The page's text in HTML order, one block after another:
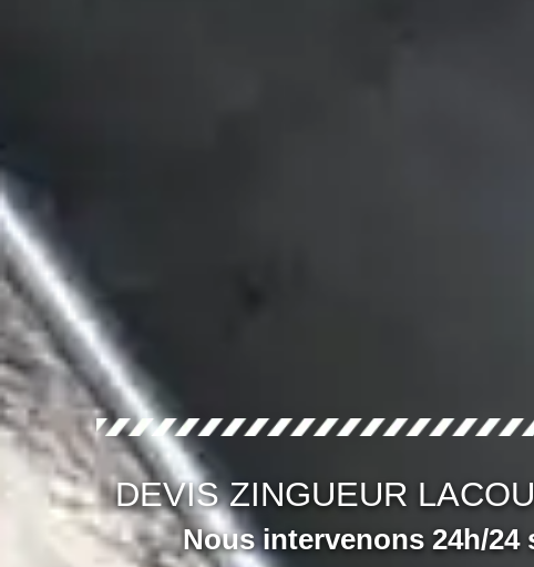
DEVIS ZINGUEUR
Nous intervenons 24h/24